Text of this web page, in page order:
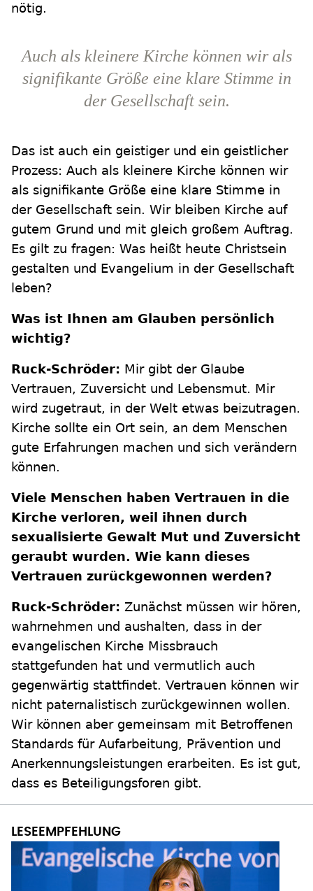
nötig.
Auch als kleinere Kirche können wir als
signifikante Größe eine klare Stimme in
der Gesellschaft sein.
Das ist auch ein geistiger und ein geistlicher
Prozess: Auch als kleinere Kirche können wir
als signifikante Größe eine klare Stimme in
der Gesellschaft sein. Wir bleiben Kirche auf
gutem Grund und mit gleich großem Auftrag.
Es gilt zu fragen: Was heißt heute Christsein
gestalten und Evangelium in der Gesellschaft
leben?
Was ist Ihnen am Glauben persönlich
wichtig?
Ruck-Schröder: Mir gibt der Glaube
Vertrauen, Zuversicht und Lebensmut. Mir
wird zugetraut, in der Welt etwas beizutragen.
Kirche sollte ein Ort sein, an dem Menschen
gute Erfahrungen machen und sich verändern
können.
Viele Menschen haben Vertrauen in die
Kirche verloren, weil ihnen durch
sexualisierte Gewalt Mut und Zuversicht
geraubt wurden. Wie kann dieses
Vertrauen zurückgewonnen werden?
Ruck-Schröder: Zunächst müssen wir hören,
wahrnehmen und aushalten, dass in der
evangelischen Kirche Missbrauch
stattgefunden hat und vermutlich auch
gegenwärtig stattfindet. Vertrauen können wir
nicht paternalistisch zurückgewinnen wollen.
Wir können aber gemeinsam mit Betroffenen
Standards für Aufarbeitung, Prävention und
Anerkennungsleistungen erarbeiten. Es ist gut,
dass es Beteiligungsforen gibt.